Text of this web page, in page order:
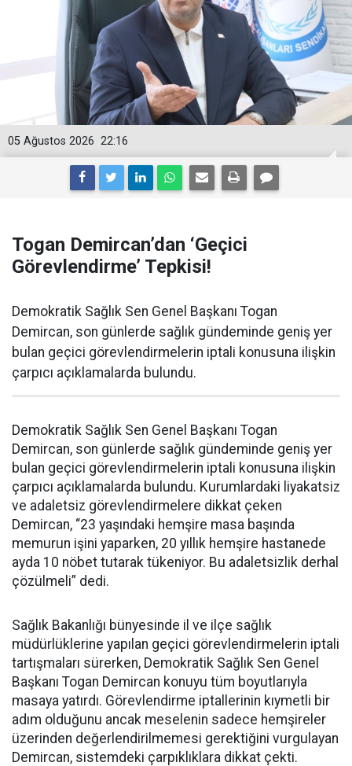
22:16
05 Ağustos 2026
Togan Demircan’dan ‘Geçici
Görevlendirme’ Tepkisi!
Demokratik Sağlık Sen Genel Başkanı Togan
Demircan, son günlerde sağlık gündeminde geniş yer
bulan geçici görevlendirmelerin iptali konusuna ilişkin
çarpıcı açıklamalarda bulundu.
Demokratik Sağlık Sen Genel Başkanı Togan
Demircan, son günlerde sağlık gündeminde geniş yer
bulan geçici görevlendirmelerin iptali konusuna ilişkin
çarpıcı açıklamalarda bulundu. Kurumlardaki liyakatsiz
ve adaletsiz görevlendirmelere dikkat çeken
Demircan, “23 yaşındaki hemşire masa başında
memurun işini yaparken, 20 yıllık hemşire hastanede
ayda 10 nöbet tutarak tükeniyor. Bu adaletsizlik derhal
çözülmeli” dedi.
Sağlık Bakanlığı bünyesinde il ve ilçe sağlık
müdürlüklerine yapılan geçici görevlendirmelerin iptali
tartışmaları sürerken, Demokratik Sağlık Sen Genel
Başkanı Togan Demircan konuyu tüm boyutlarıyla
masaya yatırdı. Görevlendirme iptallerinin kıymetli bir
adım olduğunu ancak meselenin sadece hemşireler
üzerinden değerlendirilmemesi gerektiğini vurgulayan
Demircan, sistemdeki çarpıklıklara dikkat çekti.